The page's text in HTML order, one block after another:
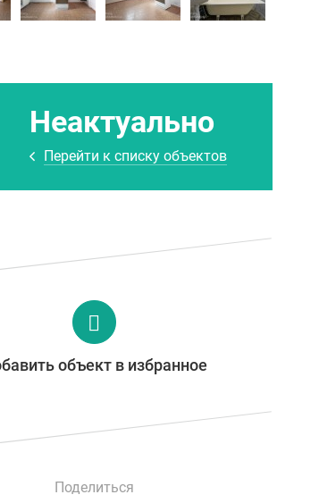
Неактуально
Перейти к списку объектов
объект в избранное
Поделиться